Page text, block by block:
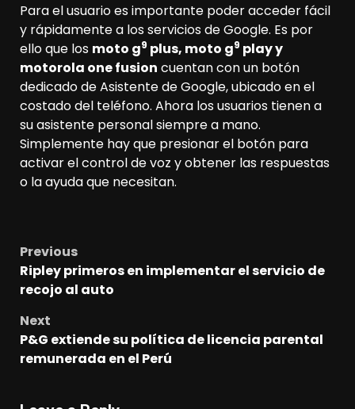
Para el usuario es importante poder acceder fácil
y rápidamente a los servicios de Google. Es por
ello que los moto g9 plus, moto g9 play y
motorola one fusion cuentan con un botón
dedicado de Asistente de Google, ubicado en el
costado del teléfono. Ahora los usuarios tienen a
su asistente personal siempre a mano.
Simplemente hay que presionar el botón para
activar el control de voz y obtener las respuestas
o la ayuda que necesitan.
Post
navigation
Previous
Ripley primeros en implementar el servicio de
recojo al auto
Next
P&G extiende su política de licencia parental
remunerada en el Perú